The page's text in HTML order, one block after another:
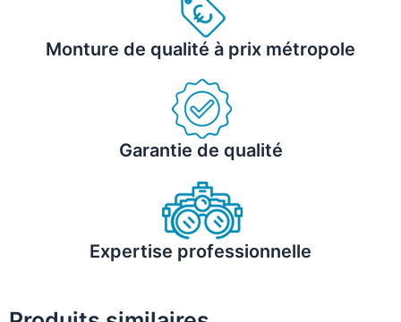
Monture de qualité à prix métropole
Garantie de qualité
Expertise professionnelle